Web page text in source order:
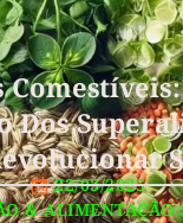
Dos
22/03/2025
&ALIMENTAÇÃO